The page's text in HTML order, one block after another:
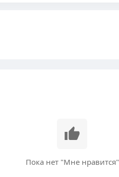
Пока нет "Мне нравится"